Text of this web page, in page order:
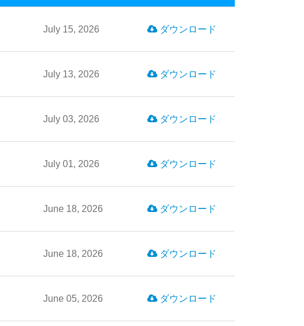
July 15, 2026 ダウンロード
July 13, 2026 ダウンロード
July 03, 2026 ダウンロード
July 01, 2026 ダウンロード
June 18, 2026 ダウンロード
June 18, 2026 ダウンロード
June 05, 2026 ダウンロード